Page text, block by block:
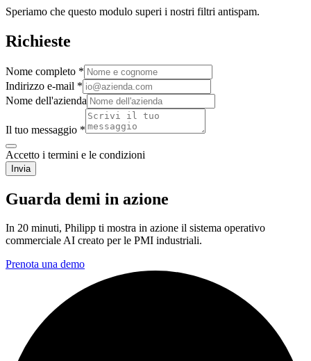
Speriamo che questo modulo superi i nostri filtri antispam.
Richieste
Nome completo *
Indirizzo e-mail *
Nome dell'azienda
Il tuo messaggio *
Accetto i termini e le condizioni
Invia
Guarda demi in azione
In 20 minuti, Philipp ti mostra in azione il sistema operativo
commerciale AI creato per le PMI industriali.
Prenota una demo